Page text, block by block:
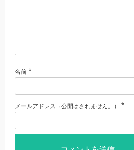
名前 *
メールアドレス（公開はされません。） *